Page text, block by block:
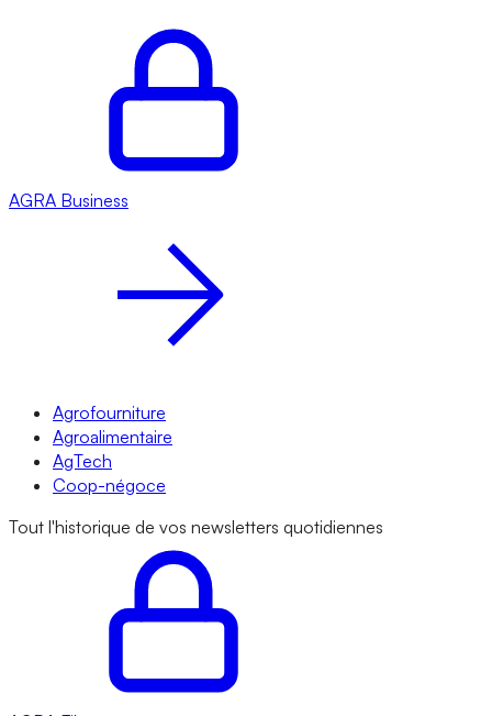
AGRA Business
Agrofourniture
Agroalimentaire
AgTech
Coop-négoce
Tout l'historique de vos newsletters quotidiennes